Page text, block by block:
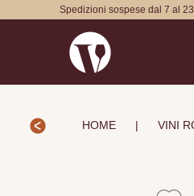
Spedizioni sospese dal 7 al
HOME | VINI